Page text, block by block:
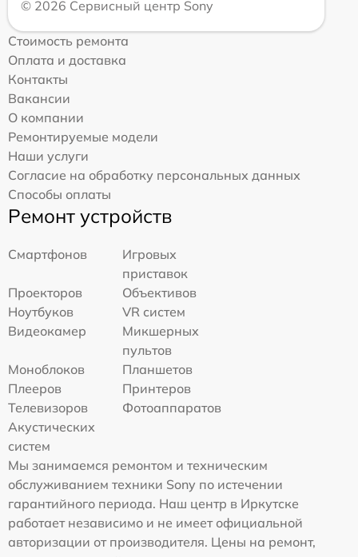
© 2026 Сервисный центр Sony
Стоимость ремонта
Оплата и доставка
Контакты
Вакансии
О компании
Ремонтируемые модели
Наши услуги
Согласие на обработку персональных данных
Способы оплаты
Ремонт устройств
Смартфонов
Игровых
приставок
Проекторов
Объективов
Ноутбуков
VR систем
Видеокамер
Микшерных
пультов
Моноблоков
Планшетов
Плееров
Принтеров
Телевизоров
Фотоаппаратов
Акустических
систем
Мы занимаемся ремонтом и техническим
обслуживанием техники Sony по истечении
гарантийного периода. Наш центр в Иркутске
работает независимо и не имеет официальной
авторизации от производителя. Цены на ремонт,